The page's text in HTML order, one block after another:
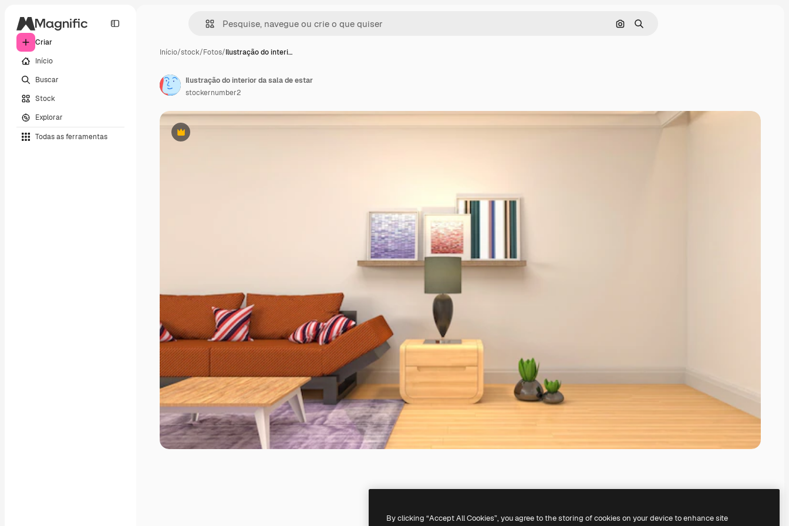
Criar
Início
Buscar
Stock
Explorar
Todas as ferramentas
Pesquisar por imagem
Buscar
Início/stock/Fotos/Ilustração do interi…
Premium
Ilustração do interior da sala de estar
stockernumber2
By clicking “Accept All Cookies”, you agree to the storing of cookies on your device to enhance site